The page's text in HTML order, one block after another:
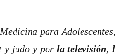
para
y judo y porla televisión,